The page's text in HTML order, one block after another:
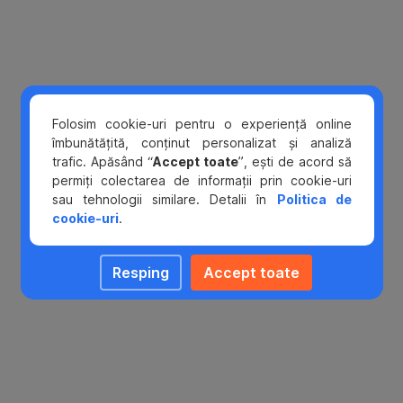
Help
Center
Întrebări
frecvente
Întrebări
frecvente
Folosim cookie-uri pentru o experiență online
îmbunătățită, conținut personalizat și analiză
trafic. Apăsând “Accept toate”, ești de acord să
permiți colectarea de informații prin cookie-uri
sau tehnologii similare. Detalii în Politica de
cookie-uri.
Resping Accept toate